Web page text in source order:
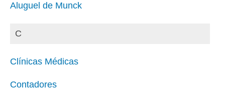
Aluguel de Munck
C
Clínicas Médicas
Contadores